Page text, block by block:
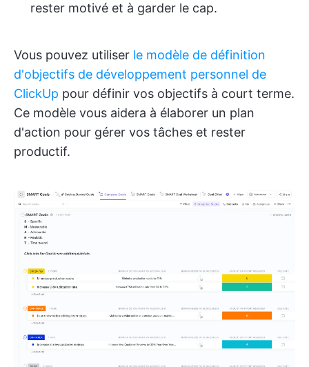
rester motivé et à garder le cap.
Vous pouvez utiliser le modèle de définition
d'objectifs de développement personnel de
ClickUp pour définir vos objectifs à court terme.
Ce modèle vous aidera à élaborer un plan
d'action pour gérer vos tâches et rester
productif.